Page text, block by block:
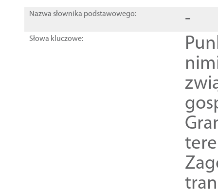
Nazwa słownika podstawowego: -
Słowa kluczowe: